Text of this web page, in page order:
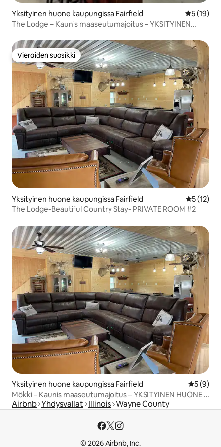
Yksityinen huone kaupungissa Fairfield
5 (19)
The Lodge – Kaunis maaseutumajoitus – YKSITYINEN
Vieraiden suosikki
Vieraiden suosikki
Yksityinen huone kaupungissa Fairfield
5 (12)
The Lodge-Beautiful Country Stay- PRIVATE ROOM #2
Yksityinen huone kaupungissa Fairfield
5 (9)
Mökki – Kaunis maaseutumajoitus – YKSITYINEN HUONE #
4
Airbnb Yhdysvallat Illinois Wayne County
© 2026 Airbnb, Inc.